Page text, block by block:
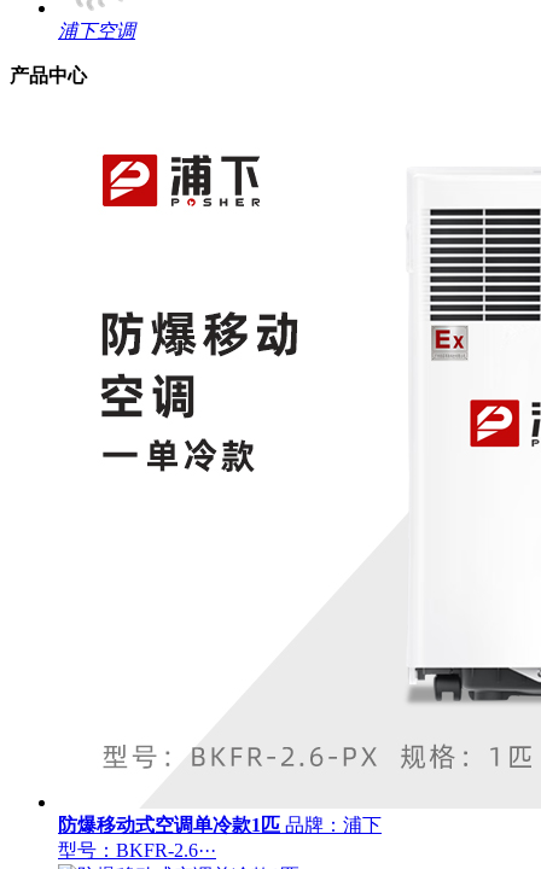
浦下空调
产品中心
防爆移动式空调单冷款1匹 品牌：浦下
型号：BKFR-2.6···